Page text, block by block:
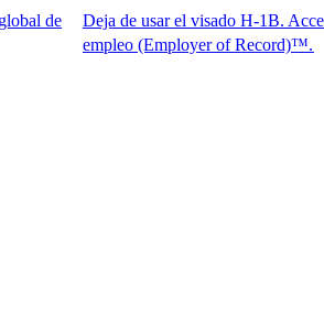
Deja de usar el visado H-1B. Accede al
empleo (Employer of Record)™.​​